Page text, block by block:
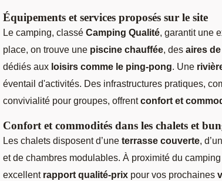
Équipements et services proposés sur le site
Le camping, classé Camping Qualité, garantit une
place, on trouve une piscine chauffée, des aires
dédiés aux loisirs comme le ping-pong. Une
éventail d'activités. Des infrastructures pratiques,
convivialité pour groupes, offrentconfort et
Confort et commodités dans les chalets et
Les chalets disposent d’une terrasse couverte,
et de chambres modulables. À proximité du
excellent rapport qualité-prix pour vos prochaines